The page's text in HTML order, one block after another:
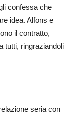
confessa che
idea. Alfons e
il contratto,
tutti, ringraziandoli
seria con